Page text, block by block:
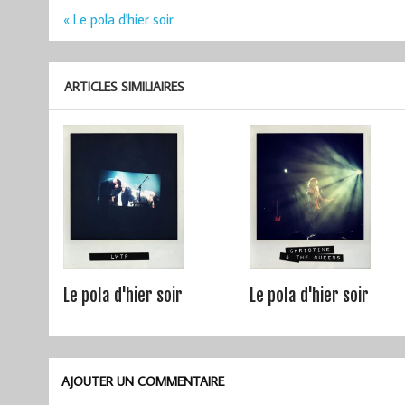
Navigation
« Le pola d'hier soir
ARTICLES SIMILIAIRES
Le pola d'hier soir Le pola d'hier soir
AJOUTER UN COMMENTAIRE